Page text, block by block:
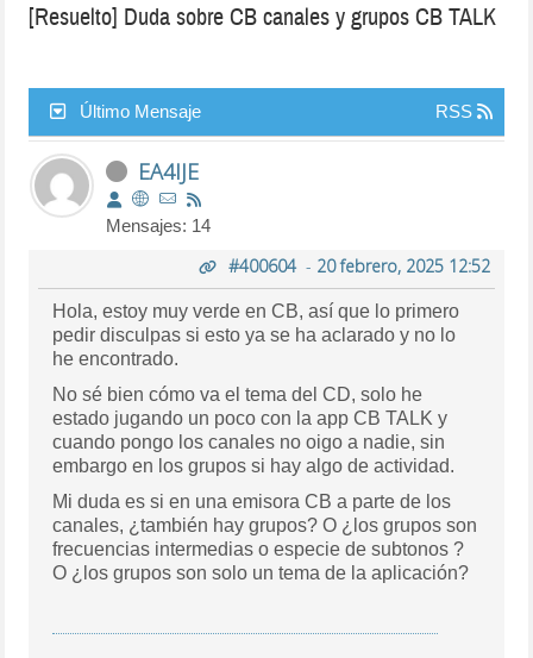
[Resuelto] Duda sobre CB canales y grupos CB TALK
Último Mensaje RSS
EA4IJE
Mensajes: 14
#400604- 20 febrero, 2025 12:52
Hola, estoy muy verde en CB, así que lo primero
pedir disculpas si esto ya se ha aclarado y no lo
he encontrado.
No sé bien cómo va el tema del CD, solo he
estado jugando un poco con la app CB TALK y
cuando pongo los canales no oigo a nadie, sin
embargo en los grupos si hay algo de actividad.
Mi duda es si en una emisora CB a parte de los
canales, ¿también hay grupos? O ¿los grupos son
frecuencias intermedias o especie de subtonos ?
O ¿los grupos son solo un tema de la aplicación?